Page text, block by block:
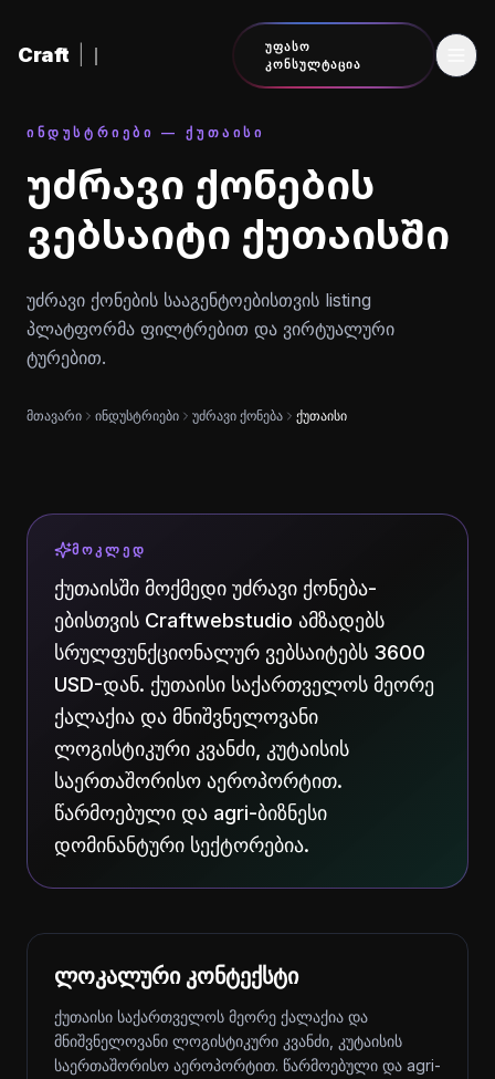
Craft
ᲣᲤᲐᲡᲝ
ᲙᲝᲜᲡᲣᲚᲢᲐᲪᲘᲐ
ᲘᲜᲓᲣᲡᲢᲠᲘᲔᲑᲘ — ᲥᲣᲗᲐᲘᲡᲘ
უძრავი ქონების
ვებსაიტი ქუთაისში
უძრავი ქონების სააგენტოებისთვის listing
პლატფორმა ფილტრებით და ვირტუალური
ტურებით.
მთავარი ინდუსტრიები უძრავი ქონება ქუთაისი
ᲛᲝᲙᲚᲔᲓ
ქუთაისში მოქმედი უძრავი ქონება-
ებისთვის Craftwebstudio ამზადებს
სრულფუნქციონალურ ვებსაიტებს 3600
USD-დან. ქუთაისი საქართველოს მეორე
ქალაქია და მნიშვნელოვანი
ლოგისტიკური კვანძი, კუტაისის
საერთაშორისო აეროპორტით.
წარმოებული და agri-ბიზნესი
დომინანტური სექტორებია.
ლოკალური კონტექსტი
ქუთაისი საქართველოს მეორე ქალაქია და
მნიშვნელოვანი ლოგისტიკური კვანძი, კუტაისის
საერთაშორისო აეროპორტით. წარმოებული და agri-